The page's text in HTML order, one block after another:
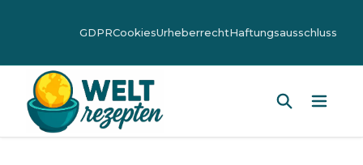
GDPRCookiesUrheberrechtHaftungsausschluss